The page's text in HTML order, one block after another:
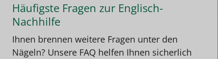
Häufigste Fragen zur Englisch-
Nachhilfe
Ihnen brennen weitere Fragen unter den
Nägeln? Unsere FAQ helfen Ihnen sicherlich